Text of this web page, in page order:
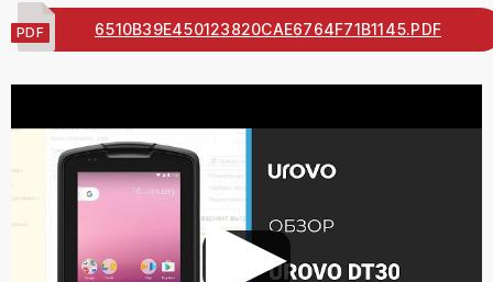
6510B39E450123820CAE6764F71B1145.PDF